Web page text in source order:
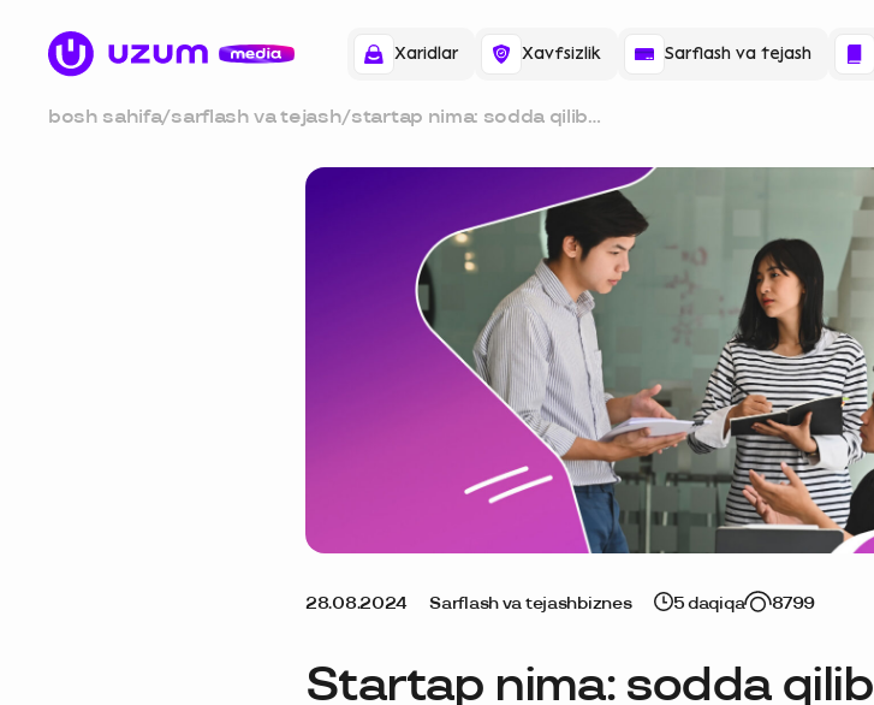
Xaridlar Xavfsizlik Sarflash va tejash
bosh sahifa/sarflash va tejash/startap nima: sodda qilib
28.08.2024 Sarflash va tejashbiznes 5 daqiqa 8799
Startap nima: sodda qilib